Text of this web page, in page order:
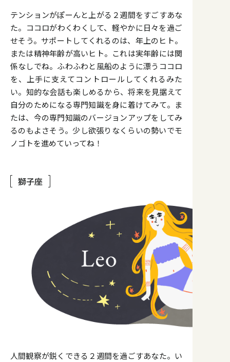
テンションがぽーんと上がる２週間をすごすあな
た。ココロがわくわくして、軽やかに日々を過ご
せそう。サポートしてくれるのは、年上のヒト。
または精神年齢が高いヒト。これは実年齢には関
係なしでね。ふわふわと風船のように漂うココロ
を、上手に支えてコントロールしてくれるみた
い。知的な会話も楽しめるから、将来を見据えて
自分のためになる専門知識を身に着けてみて。ま
たは、今の専門知識のバージョンアップをしてみ
るのもよさそう。少し欲張りなくらいの勢いでモ
ノゴトを進めていってね！
獅子座
人間観察が鋭くできる２週間を過ごすあなた。い